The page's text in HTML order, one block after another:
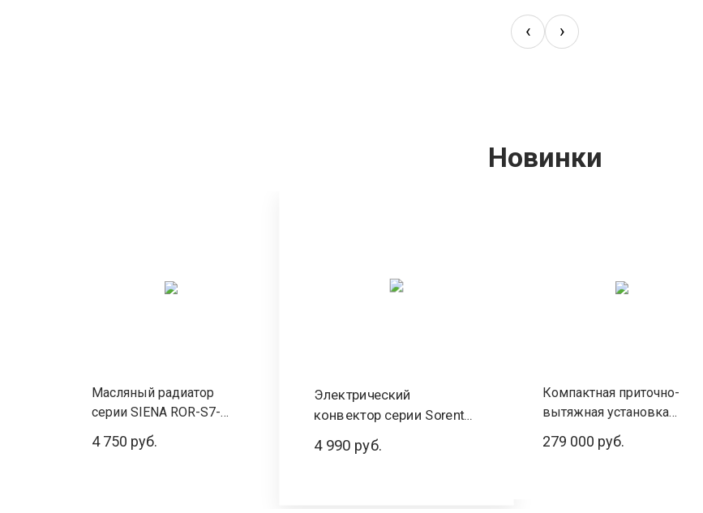
‹ ›
Новинки
Масляный радиатор
серии SIENA ROR-S7-
4 750 руб.
Электрический
конвектор серии Sorento
Meccanico REC-S1500M
4 990 руб.
Компактная приточно-
вытяжная установка
серии ZPVP-M 450 PE
279 000 руб.